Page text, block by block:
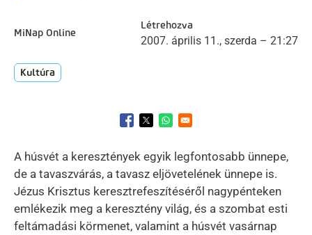
MiNap Online
Létrehozva
2007. április 11., szerda – 21:27
Kultúra
Opens in a new window
Opens in a new window
Opens in a new window
A húsvét a keresztények egyik legfontosabb ünnepe,
de a tavaszvárás, a tavasz eljövetelének ünnepe is.
Jézus Krisztus keresztrefeszítéséről nagypénteken
emlékezik meg a keresztény világ, és a szombat esti
feltámadási körmenet, valamint a húsvét vasárnap